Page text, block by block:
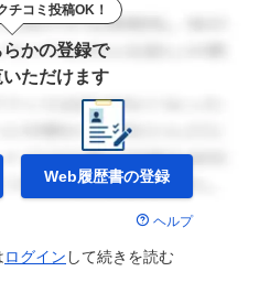
チコミ投稿OK！
らかの登録で
ただけます
Web履歴書の登録
ヘルプ
ログイン して続きを読む